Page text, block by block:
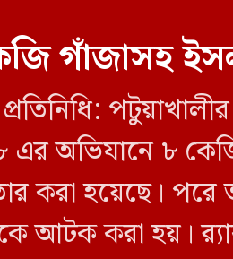
গাঁজাসহ
এর অভিযানে ৮
করা হয়েছে।
আটক করা হয়।